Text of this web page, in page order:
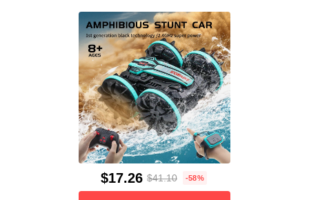
$17.26 $41.10 -58%